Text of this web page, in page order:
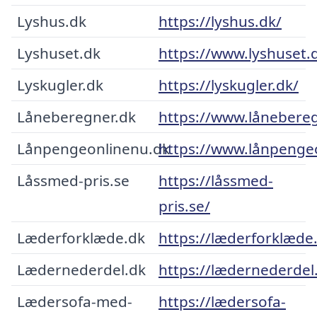
Lyshus.dk
https://lyshus.dk/
Lyshuset.dk
https://
Lyskugler.dk
https://lyskugler.dk/
Låneberegner.dk
https://
Lånpengeonlinenu.dkhttps://
Låssmed-pris.se
https://låssmed-
pris.se/
Læderforklæde.dk
https://
Lædernederdel.dk
https://
Lædersofa-med-
https://lædersofa-